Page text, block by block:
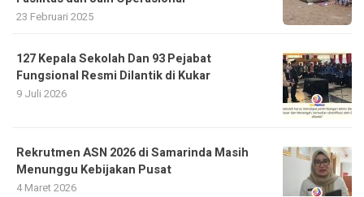
23 Februari 2025
127 Kepala Sekolah Dan 93 Pejabat
Fungsional Resmi Dilantik di Kukar
9 Juli 2026
Rekrutmen ASN 2026 di Samarinda Masih
Menunggu Kebijakan Pusat
4 Maret 2026